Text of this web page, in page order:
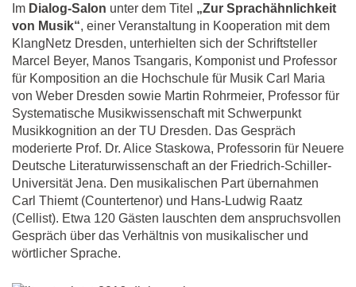
Im Dialog-Salon unter dem Titel „Zur Sprachähnlichkeit
von Musik“, einer Veranstaltung in Kooperation mit dem
KlangNetz Dresden, unterhielten sich der Schriftsteller
Marcel Beyer, Manos Tsangaris, Komponist und Professor
für Komposition an die Hochschule für Musik Carl Maria
von Weber Dresden sowie Martin Rohrmeier, Professor für
Systematische Musikwissenschaft mit Schwerpunkt
Musikkognition an der TU Dresden. Das Gespräch
moderierte Prof. Dr. Alice Staskowa, Professorin für Neuere
Deutsche Literaturwissenschaft an der Friedrich-Schiller-
Universität Jena. Den musikalischen Part übernahmen
Carl Thiemt (Countertenor) und Hans-Ludwig Raatz
(Cellist). Etwa 120 Gästen lauschten dem anspruchsvollen
Gespräch über das Verhältnis von musikalischer und
wörtlicher Sprache.